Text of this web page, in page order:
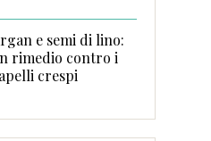
e semi di lino:
rimedio contro i
crespi